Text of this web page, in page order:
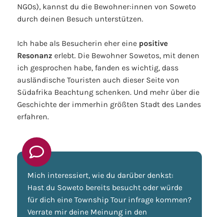
NGOs), kannst du die Bewohner:innen von Soweto
durch deinen Besuch unterstützen.
Ich habe als Besucherin eher eine positive
Resonanz erlebt. Die Bewohner Sowetos, mit denen
ich gesprochen habe, fanden es wichtig, dass
ausländische Touristen auch dieser Seite von
Südafrika Beachtung schenken. Und mehr über die
Geschichte der immerhin größten Stadt des Landes
erfahren.
Mich interessiert, wie du darüber denkst:
Hast du Soweto bereits besucht oder würde
für dich eine Township Tour infrage kommen?
Verrate mir deine Meinung in den